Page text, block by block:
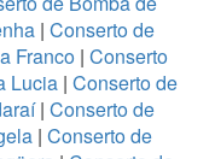
| Conserto de
Franco| Conserto
Lucia | Conserto de
| Conserto de
| Conserto de